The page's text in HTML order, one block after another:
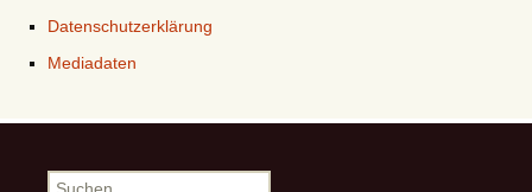
Datenschutzerklärung
Mediadaten
Suchen